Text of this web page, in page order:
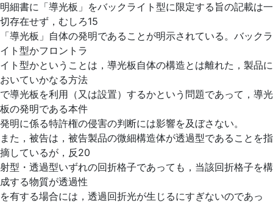
明細書に「導光板」をバックライト型に限定する旨の記載は一
切存在せず，むしろ15
「導光板」自体の発明であることが明示されている。バックラ
イト型かフロントラ
イト型かということは，導光板自体の構造とは離れた，製品に
おいていかなる方法
で導光板を利用（又は設置）するかという問題であって，導光
板の発明である本件
発明に係る特許権の侵害の判断には影響を及ぼさない。
また，被告は，被告製品の微細構造体が透過型であることを指
摘しているが，反20
射型・透過型いずれの回折格子であっても，当該回折格子を構
成する物質が透過性
を有する場合には，透過回折光が生じるにすぎないのであっ